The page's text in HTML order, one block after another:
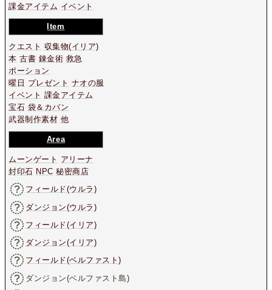
課金アイテム イベント
Item
クエスト 収集物(イリア)
本 古書 錬金術 救急
ポーション
曜日 プレゼント ナオの服
イベント 課金アイテム
宝石 袋＆カバン
武器制作素材 他
Area
ムーンゲート アリーナ
封印石 NPC 秘密商店
フィールド(ウルラ)
ダンジョン(ウルラ)
フィールド(イリア)
ダンジョン(イリア)
フィールド(ベルファスト)
ダンジョン(ベルファスト島)